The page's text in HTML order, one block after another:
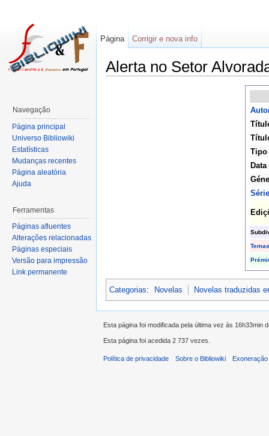
Alerta no Setor
Tipo
Série
Temas
Categorias: Novelas Novelas traduzidas
Página Corrigir e nova info
Navegação
Página principal
Universo Bibliowiki
Estatísticas
Mudanças recentes
Página aleatória
Ajuda
Ferramentas
Páginas afluentes
Alterações relacionadas
Páginas especiais
Versão para impressão
Link permanente
Esta página foi modificada pela última vez às 16h33min
Esta página foi acedida 2 737 vezes.
Política de privacidade Sobre o Bibliowiki